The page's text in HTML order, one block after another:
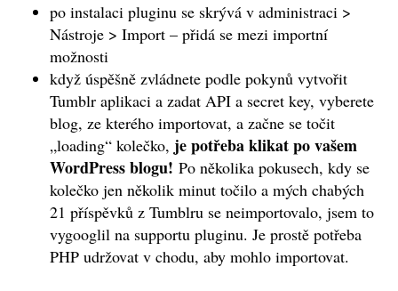
po instalaci pluginu se skrývá v administraci >
Nástroje > Import – přidá se mezi importní
možnosti
když úspěšně zvládnete podle pokynů vytvořit
Tumblr aplikaci a zadat API a secret key, vyberete
blog, ze kterého importovat, a začne se točit
„loading“ kolečko, je potřeba klikat po vašem
WordPress blogu! Po několika pokusech, kdy se
kolečko jen několik minut točilo a mých chabých
21 příspěvků z Tumblru se neimportovalo, jsem to
vygooglil na supportu pluginu. Je prostě potřeba
PHP udržovat v chodu, aby mohlo importovat.